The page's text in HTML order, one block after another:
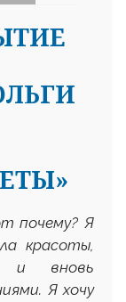
почему? Я
красоты,
и вновь
Я хочу